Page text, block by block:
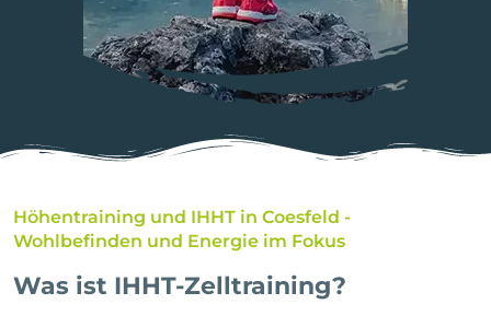
Höhentraining und IHHT in Coesfeld -
Wohlbefinden und Energie im Fokus
Was ist IHHT-Zelltraining?